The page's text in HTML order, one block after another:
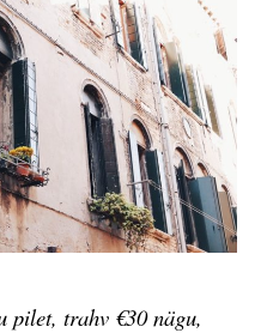
pilet, trahv €30 nägu,